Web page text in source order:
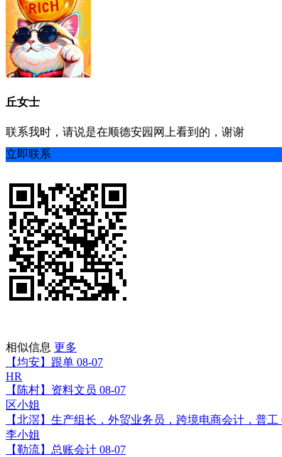
丘女士
联系我时，请说是在顺德安园网上看到的，谢谢
立即联系
相似信息 更多
【均安】跟单 08-07
HR
【陈村】资料文员 08-07
区小姐
【北滘】生产组长，外贸业务员，跨境电商会计，普工
李小姐
【勒流】总账会计 08-07